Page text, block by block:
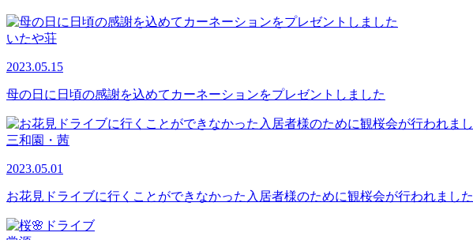
いたや荘
2023.05.15
母の日に日頃の感謝を込めてカーネーションをプレゼントしました
三和園・茜
2023.05.01
お花見ドライブに行くことができなかった入居者様のために観桜会が行われました